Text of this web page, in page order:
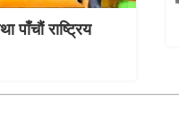
पाँचौं राष्ट्रिय